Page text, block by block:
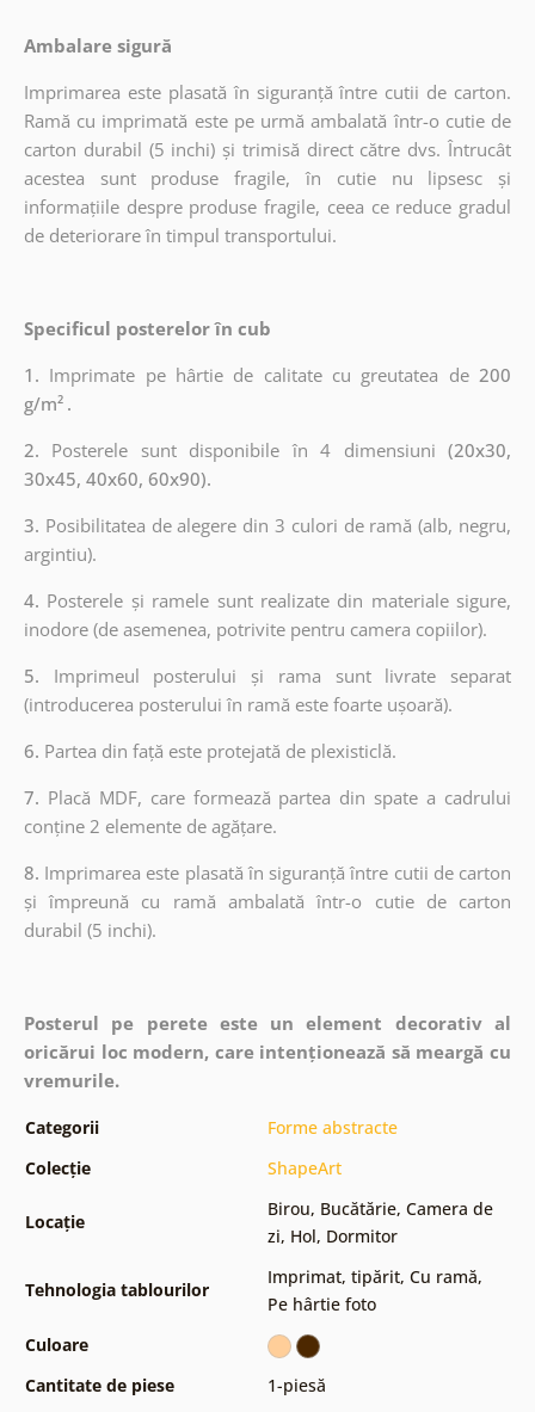
Ambalare sigură
Imprimarea este plasată în siguranță între cutii de carton.
Ramă cu imprimată este pe urmă ambalată într-o cutie de
carton durabil (5 inchi) și trimisă direct către dvs. Întrucât
acestea sunt produse fragile, în cutie nu lipsesc și
informațiile despre produse fragile, ceea ce reduce gradul
de deteriorare în timpul transportului.
Specificul posterelor în cub
1. Imprimate pe hârtie de calitate cu greutatea de200
g/m² .
2. Posterele sunt disponibile în 4 dimensiuni (20x30,
30x45, 40x60, 60x90).
3. Posibilitatea de alegere din 3 culori de ramă (alb, negru,
argintiu).
4. Posterele și ramele sunt realizate din materiale sigure,
inodore (de asemenea, potrivite pentru camera copiilor).
5. Imprimeul posterului și rama sunt livrate separat
(introducerea posterului în ramă este foarte ușoară).
6. Partea din față este protejată de plexisticlă.
7. Placă MDF, care formează partea din spate a cadrului
conține 2 elemente de agățare.
8. Imprimarea este plasată în siguranță între cutii de carton
și împreună cu ramă ambalată într-o cutie de carton
durabil (5 inchi).
Posterul pe perete este un element decorativ al
oricărui loc modern, care intenționează să meargă cu
vremurile.
Categorii
Forme abstracte
Colecție
ShapeArt
Locație
Birou, Bucătărie, Camera de
zi, Hol, Dormitor
Tehnologia tablourilor
Imprimat, tipărit, Cu ramă,
Pe hârtie foto
Culoare
Cantitate de piese
1-piesă